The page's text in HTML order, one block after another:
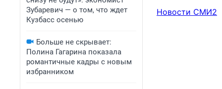
Зубаревич — о том, что ждет
Кузбасс осенью
Больше не скрывает:
Полина Гагарина показала
романтичные кадры с новым
избранником
Новости СМИ2